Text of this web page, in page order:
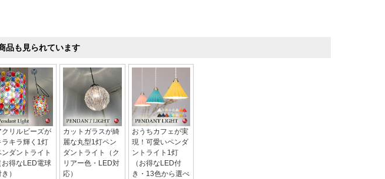
品も見られています
クリルビーズが
ラキラ輝く1灯
ンダントライト
お得なLED電球
）
カットガラスが綺
麗な丸型1灯ペン
ダントライト（ク
リアー色・LED対
応）
おうちカフェが実
現！可愛いペンダ
ントライト1灯
（お得なLED付
き・13色から選べ